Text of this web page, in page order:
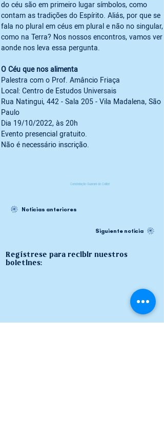
do céu são em primeiro lugar símbolos, como
contam as tradições do Espírito. Aliás, por que se
fala no plural em céus em plural e não no singular,
como na Terra? Nos nossos encontros, vamos ver
aonde nos leva essa pergunta.
O Céu que nos alimenta
Palestra com o Prof. Amâncio Friaça
Local: Centro de Estudos Universais
Rua Natingui, 442 - Sala 205 - Vila Madalena, São
Paulo
Dia 19/10/2022, às 20h
Evento presencial gratuito.
Não é necessário inscrição.
Constelação Guarani do Colibri
Noticias anteriores
Siguiente noticia
Regístrese para recibir nuestros
boletines: